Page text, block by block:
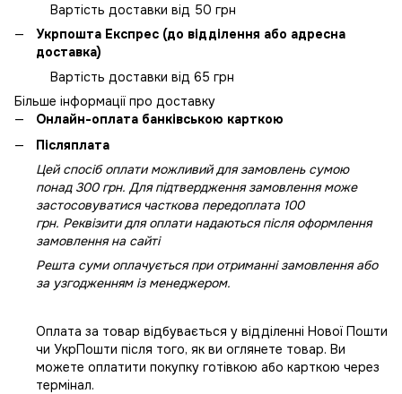
Вартість доставки від 50 грн
Укрпошта Експрес (до відділення або адресна
доставка)
Вартість доставки від 65 грн
Більше інформації про доставку
Онлайн-оплата банківською карткою
Післяплата
Цей спосіб оплати можливий для замовлень сумою
понад 300 грн. Для підтвердження замовлення може
застосовуватися часткова передоплата 100
грн. Реквізити для оплати надаються після оформлення
замовлення на сайті
Решта суми оплачується при отриманні замовлення або
за узгодженням із менеджером.
Оплата за товар відбувається у відділенні Нової Пошти
чи УкрПошти після того, як ви оглянете товар. Ви
можете оплатити покупку готівкою або карткою через
термінал.